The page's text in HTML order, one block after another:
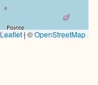
Leaflet|©OpenStreetMap